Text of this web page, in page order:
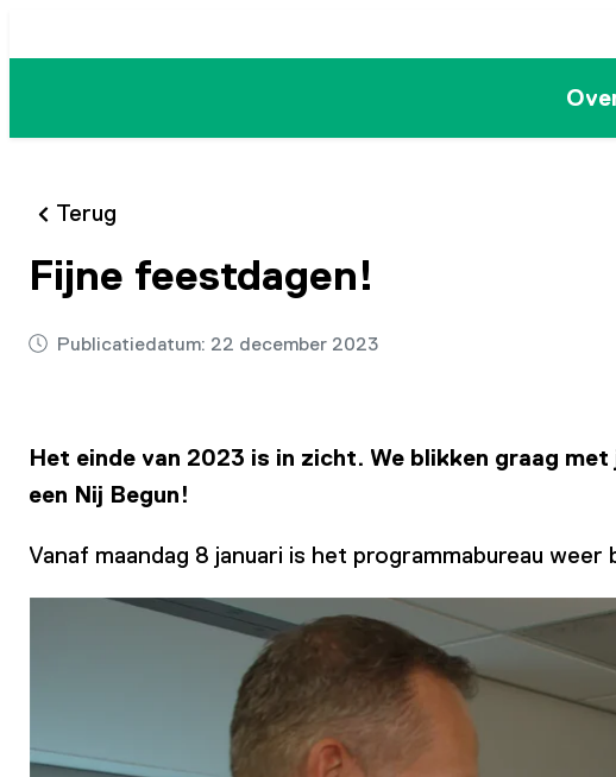
naar
inhoud
Terug
Fijne feestdagen!
Publicatiedatum: 22 december 2023
Het einde van 2023 is in zicht. We blikken graag
een Nij Begun!
Vanaf maandag 8 januari is het programmabureau